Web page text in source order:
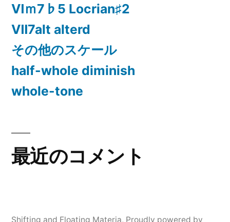
Ⅵｍ7♭5 Locrian♯2
Ⅶ7alt alterd
その他のスケール
half-whole diminish
whole-tone
最近のコメント
Shifting and Floating Materia, Proudly powered by